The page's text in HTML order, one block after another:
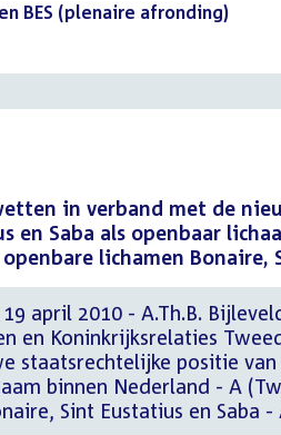
BES (plenaire afronding)
in verband met de
en Saba als openbaar
lichamen Bonaire,
april 2010 - A.Th.B.
en Koninkrijksrelaties
staatsrechtelijke positie
binnen Nederland - A
Sint Eustatius en Saba -